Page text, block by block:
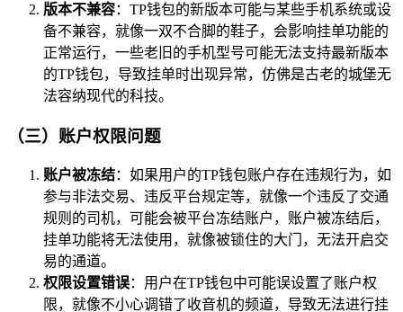
版本不兼容：TP钱包的新版本可能与某些手机系统或设
备不兼容，就像一双不合脚的鞋子，会影响挂单功能的
正常运行，一些老旧的手机型号可能无法支持最新版本
的TP钱包，导致挂单时出现异常，仿佛是古老的城堡无
法容纳现代的科技。
（三）账户权限问题
账户被冻结：如果用户的TP钱包账户存在违规行为，如
参与非法交易、违反平台规定等，就像一个违反了交通
规则的司机，可能会被平台冻结账户，账户被冻结后，
挂单功能将无法使用，就像被锁住的大门，无法开启交
易的通道。
权限设置错误：用户在TP钱包中可能误设置了账户权
限，就像不小心调错了收音机的频道，导致无法进行挂